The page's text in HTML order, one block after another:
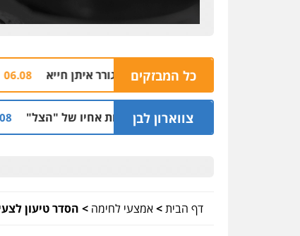
כל המבזקים
מול הבניין בו מתגורר איתן חייא 06.08 | 08:33 צח"ם
צווארון לבן
למועדון בבעלות אחיו של "הצל" 05.08 | 12:03
דף הבית>אמצעי לחימה > הסדר טיעון